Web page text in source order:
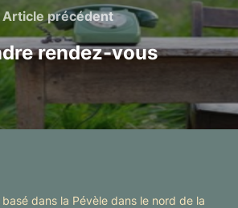
Article
précédent
Article précédent
rendez-vous
dans la Pévèle dans le nord de la